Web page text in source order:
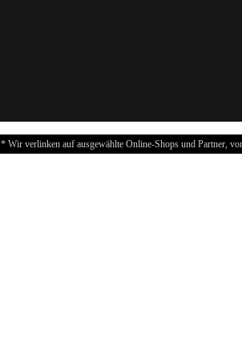
* Wir verlinken auf ausgewählte Online-Shops und Partner,